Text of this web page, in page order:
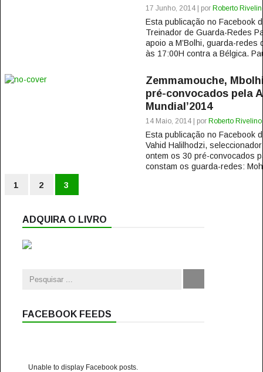
17 Junho, 2014 | por Roberto
Esta publicação no Facebook
Treinador de Guarda-Redes
apoio a M’Bolhi, guarda-redes
às 17:00H contra a Bélgica.
Zemmamouche,
pré-convocados pela
Mundial’2014
14 Maio, 2014 | por Roberto Rivelino
Esta publicação no Facebook
Vahid Halilhodzi,
ontem os 30 pré-convocados
constam os guarda-redes:
1
2 3
ADQUIRA O LIVRO
FACEBOOK FEEDS
Unable to display Facebook posts.